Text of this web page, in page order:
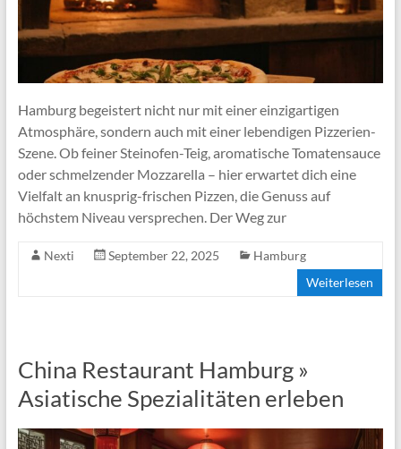
Hamburg begeistert nicht nur mit einer einzigartigen
Atmosphäre, sondern auch mit einer lebendigen Pizzerien-
Szene. Ob feiner Steinofen-Teig, aromatische Tomatensauce
oder schmelzender Mozzarella – hier erwartet dich eine
Vielfalt an knusprig-frischen Pizzen, die Genuss auf
höchstem Niveau versprechen. Der Weg zur
Nexti September 22, 2025
Hamburg
Weiterlesen
China Restaurant Hamburg »
Asiatische Spezialitäten erleben